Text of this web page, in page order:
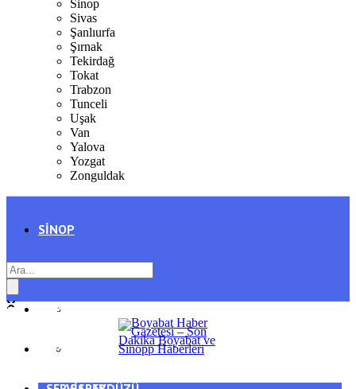
Sinop
Sivas
Şanlıurfa
Şırnak
Tekirdağ
Tokat
Trabzon
Tunceli
Uşak
Van
Yalova
Yozgat
Zonguldak
SINOP
AYANCIK
GENEL
SPOR